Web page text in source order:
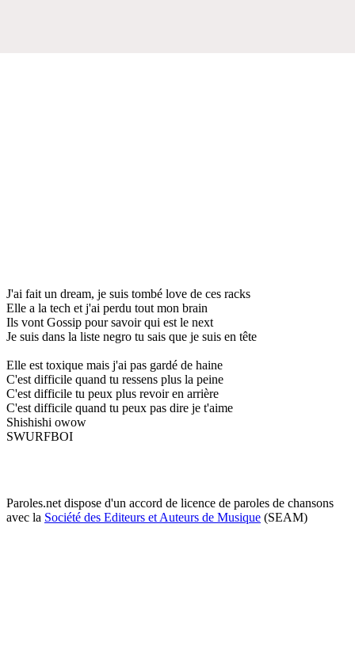
J'ai fait un dream, je suis tombé love de ces racks
Elle a la tech et j'ai perdu tout mon brain
Ils vont Gossip pour savoir qui est le next
Je suis dans la liste negro tu sais que je suis en tête
Elle est toxique mais j'ai pas gardé de haine
C'est difficile quand tu ressens plus la peine
C'est difficile tu peux plus revoir en arrière
C'est difficile quand tu peux pas dire je t'aime
Shishishi owow
SWURFBOI
Paroles.net dispose d'un accord de licence de paroles de chansons
avec la Société des Editeurs et Auteurs de Musique (SEAM)